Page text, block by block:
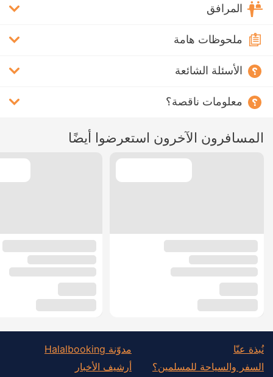
المرافق
ملحوظات هامة
الأسئلة الشائعة
معلومات ناقصة؟
المسافرون الآخرون استعرضوا أيضًا
نُبذة عنّا
السفر والسياحة للمسلمين؟
مدوّنة Halalbooking
أرشيف الأخبار